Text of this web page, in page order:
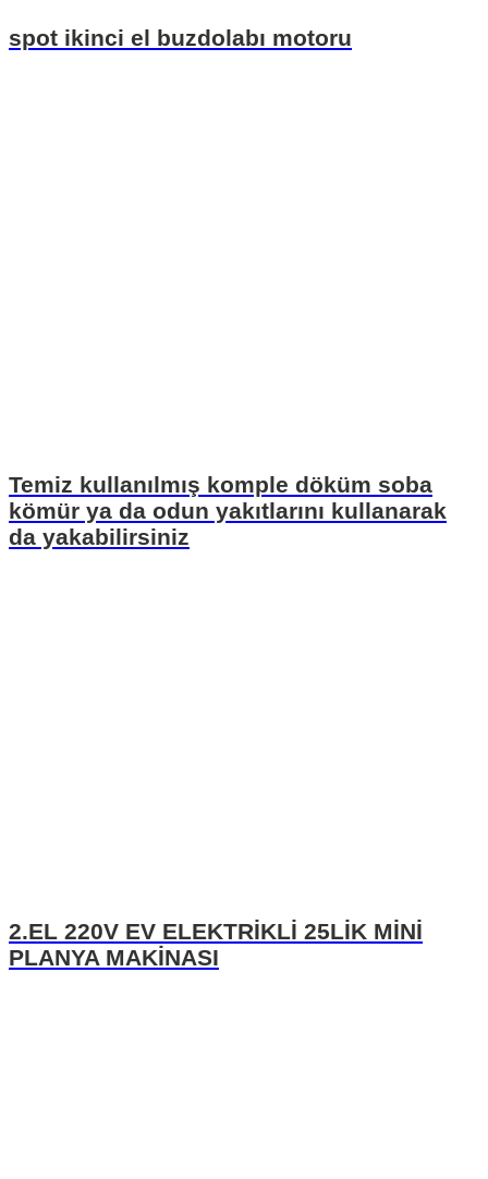
spot ikinci el buzdolabı motoru
Temiz kullanılmış komple döküm soba
kömür ya da odun yakıtlarını kullanarak
da yakabilirsiniz
2.EL 220V EV ELEKTRİKLİ 25LİK MİNİ
PLANYA MAKİNASI